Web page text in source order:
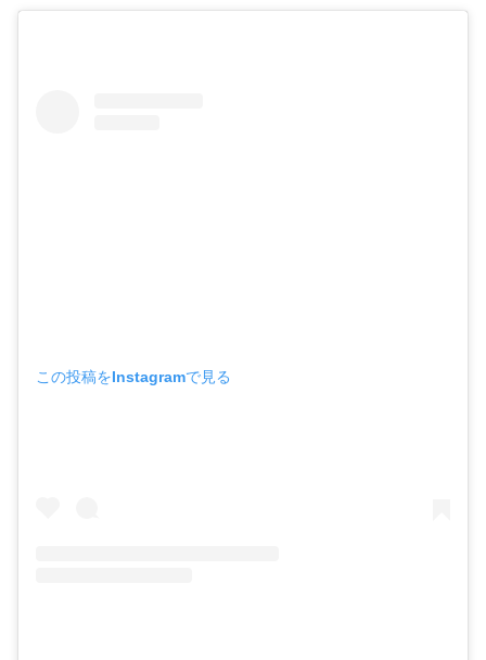
この投稿をInstagramで見る